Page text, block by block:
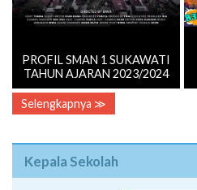
PROFIL SMAN 1 SUKAWATI
TAHUN AJARAN 2023/2024
Selengkapnya ≫
Kepala Sekolah